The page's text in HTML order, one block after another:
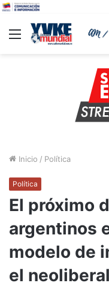
Menu
Inicio / Política
Política
El próximo
argentinos
modelo de
el